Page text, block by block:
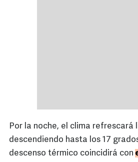
Por la noche, el clima refrescará
descendiendo hasta los 17
descenso térmico coincidirá con